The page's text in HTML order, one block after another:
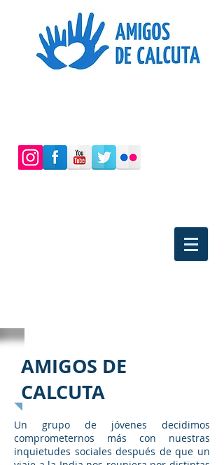
AMIGOS DE
CALCUTA
Un grupo de jóvenes decidimos
comprometernos más con nuestras
inquietudes sociales después de que un